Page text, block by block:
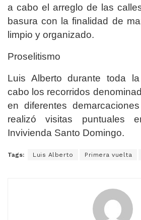
a cabo el arreglo de las
basura con la finalidad de
limpio y organizado.
Proselitismo
Luis Alberto durante toda
cabo los recorridos
en diferentes
realizó visitas puntuales
Invivienda Santo Domingo.
Tags: Luis Alberto Primera vuelta